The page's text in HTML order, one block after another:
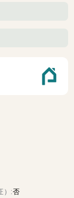
） :否